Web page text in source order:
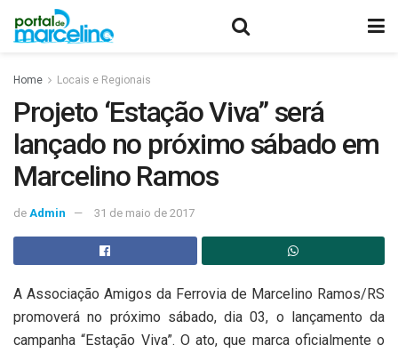
Home Locais e Regionais
Projeto ‘Estação Viva” será
lançado no próximo sábado em
Marcelino Ramos
de Admin 31 de maio de 2017
A Associação Amigos da Ferrovia de Marcelino Ramos/RS
promoverá no próximo sábado, dia 03, o lançamento da
campanha “Estação Viva”. O ato, que marca oficialmente o